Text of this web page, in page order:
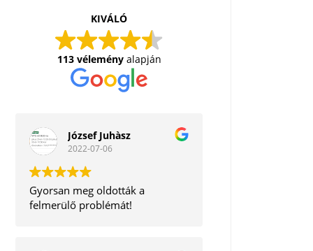
KIVÁLÓ
113 véleményalapján
József Juhàsz
2022-07-06
Gyorsan meg oldották a
felmerülő problémát!